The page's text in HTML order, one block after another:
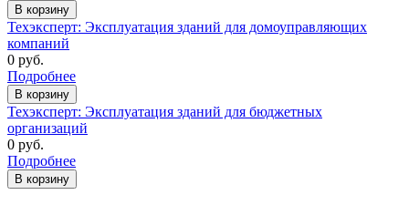
В корзину
Техэксперт: Эксплуатация зданий для домоуправляющих
компаний
0 руб.
Подробнее
В корзину
Техэксперт: Эксплуатация зданий для бюджетных
организаций
0 руб.
Подробнее
В корзину